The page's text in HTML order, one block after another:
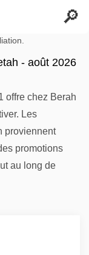
- août 2026
offre chez Berah
Les
proviennent
promotions
au long de